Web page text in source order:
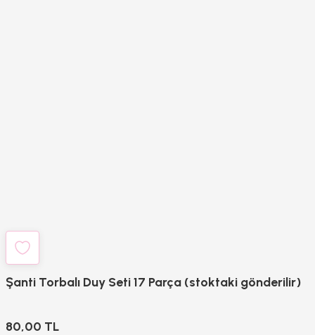
Şanti Torbalı Duy Seti 17 Parça (stoktaki gönderilir)
80,00 TL